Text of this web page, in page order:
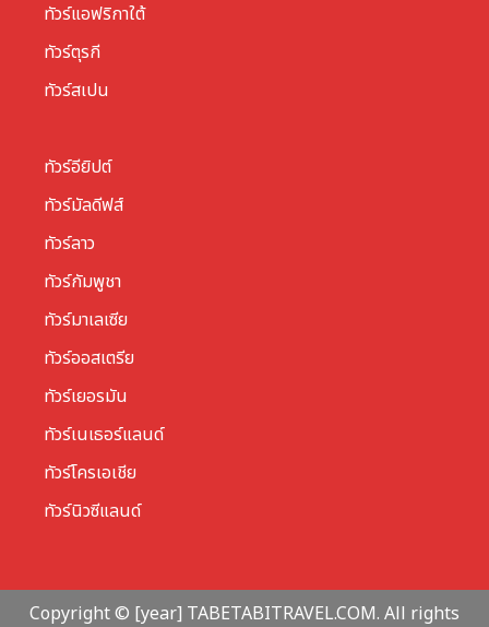
ทัวร์แอฟริกาใต้
ทัวร์ตุรกี
ทัวร์สเปน
ทัวร์อียิปต์
ทัวร์มัลดีฟส์
ทัวร์ลาว
ทัวร์กัมพูชา
ทัวร์มาเลเซีย
ทัวร์ออสเตรีย
ทัวร์เยอรมัน
ทัวร์เนเธอร์แลนด์
ทัวร์โครเอเชีย
ทัวร์นิวซีแลนด์
Copyright © [year] TABETABITRAVEL.COM. All rights